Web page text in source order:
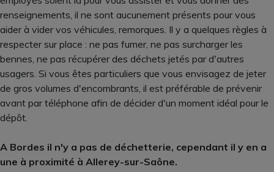
renseignements, il ne sont aucunement présents pour vous
aider à vider vos véhicules, remorques. Il y a quelques règles à
respecter sur place : ne pas fumer, ne pas surcharger les
bennes, ne pas récupérer des déchets jetés par d'autres
usagers. Si vous êtes particuliers que vous envisagez de jeter
de gros volumes d'encombrants, il est préférable de prévenir
avant par téléphone afin de décider d'un moment idéal pour le
dépôt.
A Bordes il n'y a pas de déchetterie, cependant il y en a
une à proximité à Allerey-sur-Saône.